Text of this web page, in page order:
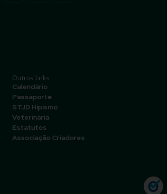
Outros links
Calendário
Passaporte
STJD Hipismo
Veterinária
Estatutos
Associação Criadores